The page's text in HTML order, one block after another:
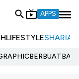
APPS
LIFESTYLESHARIA